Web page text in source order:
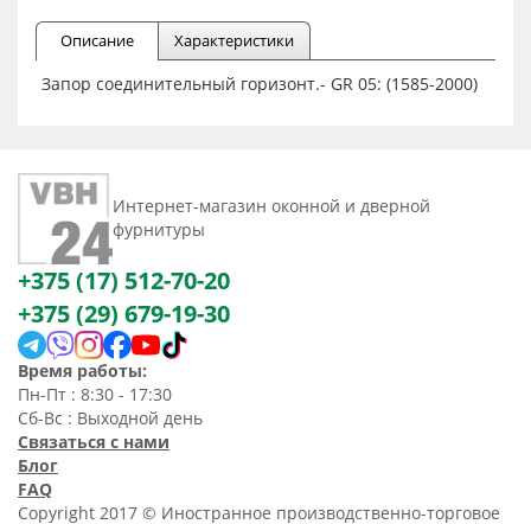
Описание Характеристики
Запор соединительный горизонт.- GR 05: (1585-2000)
Интернет-магазин оконной и дверной
фурнитуры
+375 (17) 512-70-20
+375 (29) 679-19-30
Время работы:
Пн-Пт : 8:30 - 17:30
Сб-Вс : Выходной день
Связаться с нами
Блог
FAQ
Copyright 2017 © Иностранное производственно-торговое